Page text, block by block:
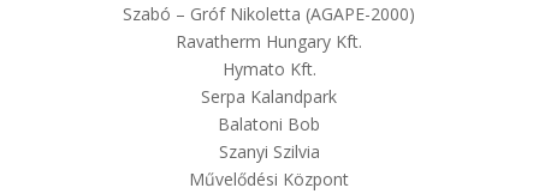
Szabó – Gróf Nikoletta (AGAPE-2000)
Ravatherm Hungary Kft.
Hymato Kft.
Serpa Kalandpark
Balatoni Bob
Szanyi Szilvia
Művelődési Központ